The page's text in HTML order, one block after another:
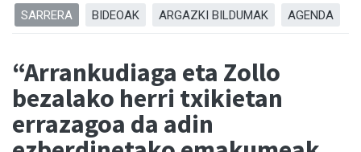
SARRERA BIDEOAK ARGAZKI BILDUMAK AGENDA
“Arrankudiaga eta Zollo
bezalako herri txikietan
errazagoa da adin